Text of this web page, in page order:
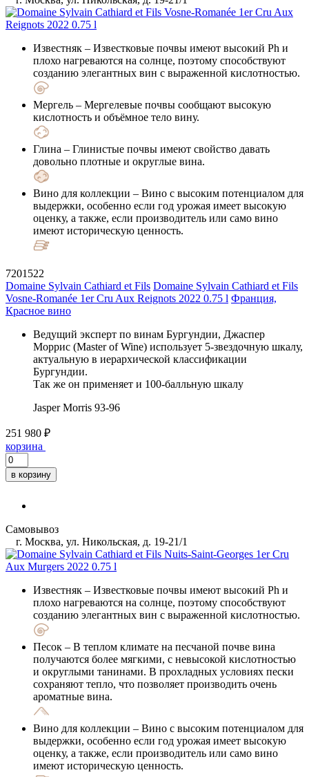
Известняк – Известковые почвы имеют высокий Ph и
плохо нагреваются на солнце, поэтому способствуют
созданию элегантных вин с выраженной кислотностью.
Мергель – Мергелевые почвы сообщают высокую
кислотность и объёмное тело вину.
Глина – Глинистые почвы имеют свойство давать
довольно плотные и округлые вина.
Вино для коллекции – Вино с высоким потенциалом для
выдержки, особенно если год урожая имеет высокую
оценку, а также, если производитель или само вино
имеют историческую ценность.
7201522
Domaine Sylvain Cathiard et Fils Domaine Sylvain Cathiard et Fils
Vosne-Romanée 1er Cru Aux Reignots 2022 0.75 l Франция,
Красное вино
Ведущий эксперт по винам Бургундии, Джаспер
Моррис (Master of Wine) использует 5-звездочную шкалу,
актуальную в иерархической классификации
Бургундии.
Так же он применяет и 100-балльную шкалу
Jasper Morris 93-96
251 980 ₽
корзина
в корзину
Самовывоз
г. Москва, ул. Никольская, д. 19-21/1
Известняк – Известковые почвы имеют высокий Ph и
плохо нагреваются на солнце, поэтому способствуют
созданию элегантных вин с выраженной кислотностью.
Песок – В теплом климате на песчаной почве вина
получаются более мягкими, с невысокой кислотностью
и округлыми танинами. В прохладных условиях пески
сохраняют тепло, что позволяет производить очень
ароматные вина.
Вино для коллекции – Вино с высоким потенциалом для
выдержки, особенно если год урожая имеет высокую
оценку, а также, если производитель или само вино
имеют историческую ценность.